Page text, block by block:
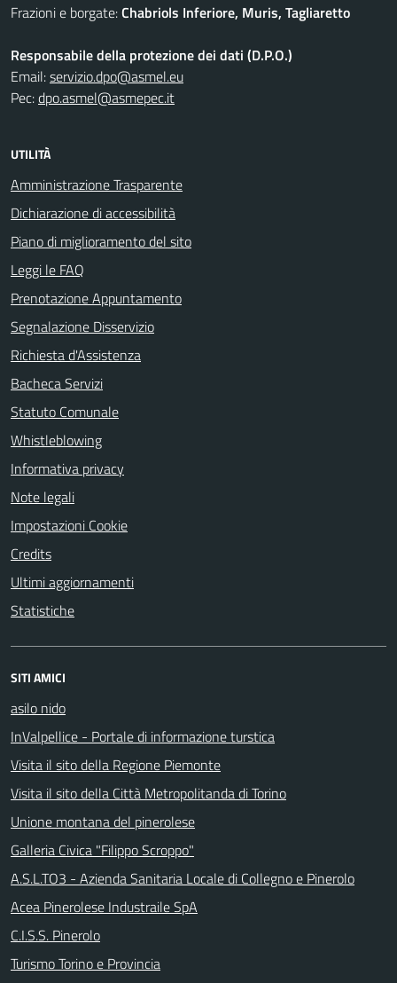
Frazioni e borgate:Chabriols Inferiore, Muris, Tagliaretto
Responsabile della protezione dei dati (D.P.O.)
Email:servizio.dpo@asmel.eu
Pec:dpo.asmel@asmepec.it
UTILITÀ
Amministrazione Trasparente
Dichiarazione di accessibilità
Piano di miglioramento del sito
Leggi le FAQ
Prenotazione Appuntamento
Segnalazione Disservizio
Richiesta d'Assistenza
Bacheca Servizi
Statuto Comunale
Whistleblowing
Informativa privacy
Note legali
Impostazioni Cookie
Credits
Ultimi aggiornamenti
Statistiche
SITI AMICI
asilo nido
InValpellice - Portale di informazione turstica
Visita il sito della Regione Piemonte
Visita il sito della Città Metropolitanda di Torino
Unione montana del pinerolese
Galleria Civica "Filippo Scroppo"
A.S.L.TO3 - Azienda Sanitaria Locale di Collegno e Pinerolo
Acea Pinerolese Industraile SpA
C.I.S.S. Pinerolo
Turismo Torino e Provincia